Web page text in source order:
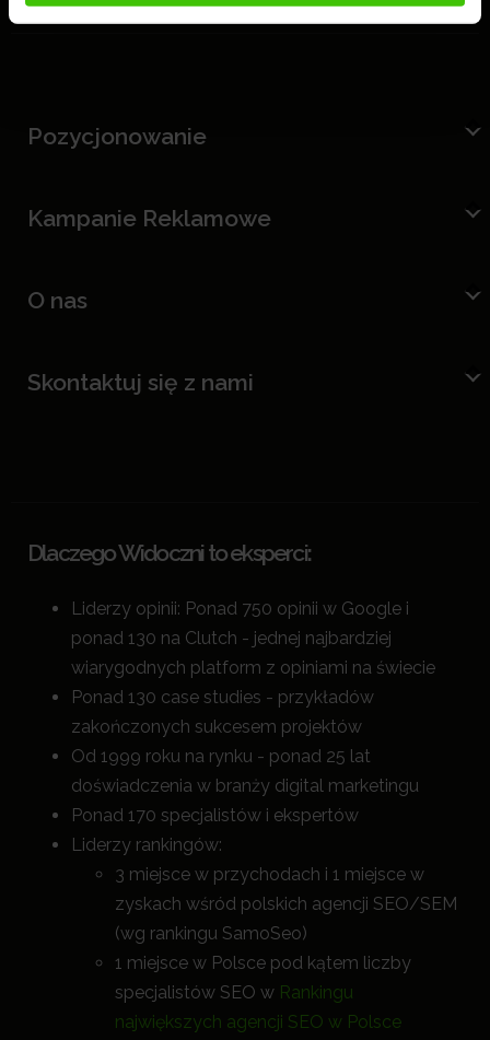
Pozycjonowanie
Kampanie Reklamowe
O nas
Skontaktuj się z nami
Dlaczego Widoczni to eksperci:
Liderzy opinii: Ponad 750 opinii w Google i
ponad 130 na Clutch - jednej najbardziej
wiarygodnych platform z opiniami na świecie
Ponad 130 case studies - przykładów
zakończonych sukcesem projektów
Od 1999 roku na rynku - ponad 25 lat
doświadczenia w branży digital marketingu
Ponad 170 specjalistów i ekspertów
Liderzy rankingów:
3 miejsce w przychodach i 1 miejsce w
zyskach wśród polskich agencji SEO/SEM
(wg rankingu SamoSeo)
1 miejsce w Polsce pod kątem liczby
specjalistów SEO w Rankingu
największych agencji SEO w Polsce